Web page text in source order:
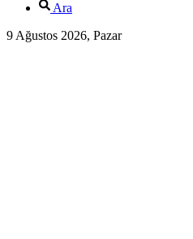
Ara
9 Ağustos 2026, Pazar